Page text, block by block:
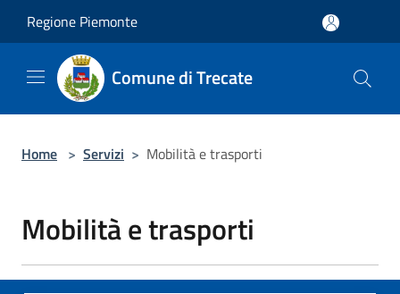
Regione Piemonte
Comune di Trecate
Home > Servizi > Mobilità e trasporti
Mobilità e trasporti